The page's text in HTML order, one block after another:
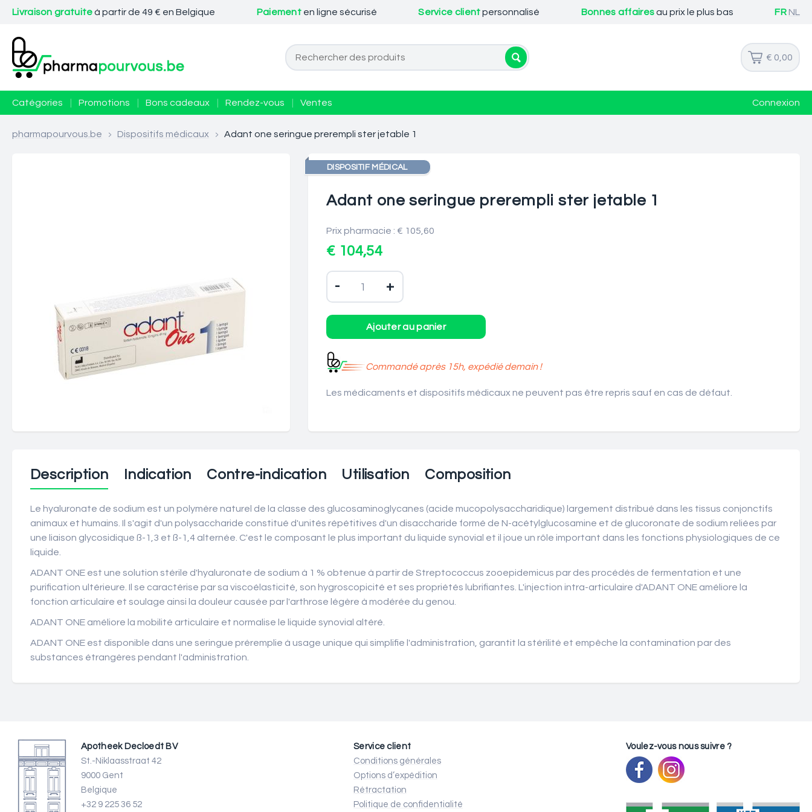
Livraison gratuiteà partir de 49 € en Belgique Paiement en ligne sécurisé Service clientpersonnalisé Bonnes affairesau prix le plus bas FR NL
€ 0,00
Catégories Promotions Bons cadeaux Rendez-vous Ventes Connexion
pharmapourvous.be > Dispositifs médicaux > Adant one seringue prerempli ster jetable 1
DISPOSITIF MÉDICAL
Adant one seringue prerempli ster jetable 1
Prix pharmacie : € 105,60
€ 104,54
- +
Commandé après 15h, expédié demain !
Les médicaments et dispositifs médicaux ne peuvent pas être repris sauf en cas de défaut.
Description Indication Contre-indication Utilisation Composition
Le hyaluronate de sodium est un polymère naturel de la classe des glucosaminoglycanes (acide mucopolysaccharidique) largement distribué dans les tissus conjonctifs
animaux et humains. Il s'agit d'un polysaccharide constitué d'unités répétitives d'un disaccharide formé de N-acétylglucosamine et de glucoronate de sodium reliées par
une liaison glycosidique ß-1,3 et ß-1,4 alternée. C'est le composant le plus important du liquide synovial et il joue un rôle important dans les fonctions physiologiques de ce
liquide.
ADANT ONE est une solution stérile d'hyaluronate de sodium à 1 % obtenue à partir de Streptococcus zooepidemicus par des procédés de fermentation et une
purification ultérieure. Il se caractérise par sa viscoélasticité, son hygroscopicité et ses propriétés lubrifiantes. L'injection intra-articulaire d'ADANT ONE améliore la
fonction articulaire et soulage ainsi la douleur causée par l'arthrose légère à modérée du genou.
ADANT ONE améliore la mobilité articulaire et normalise le liquide synovial altéré.
ADANT ONE est disponible dans une seringue préremplie à usage unique qui simplifie l'administration, garantit la stérilité et empêche la contamination par des
substances étrangères pendant l'administration.
Apotheek Decloedt BV
St.-Niklaasstraat 42
9000 Gent
Belgique
+32 9 225 36 52
Service client
Conditions générales
Options d’expédition
Rétractation
Politique de confidentialité
Voulez-vous nous suivre ?